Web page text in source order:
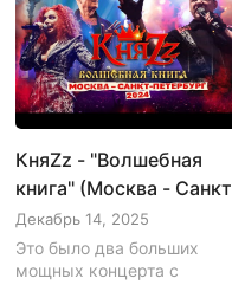
КняZz - "Волшебная
книга" (Москва -
Петербург, 2024)
Декабрь 14, 2025
Это было два больших
мощных концерта с